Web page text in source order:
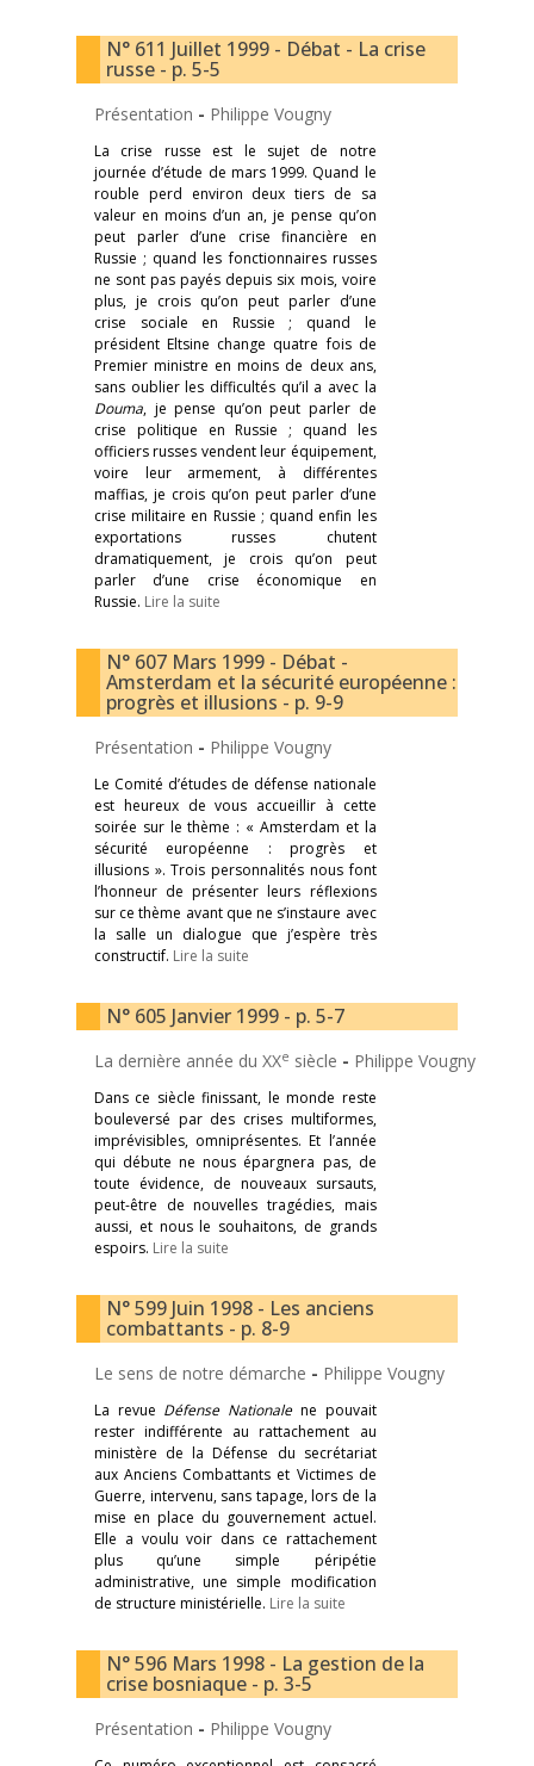
N° 611 Juillet 1999 - Débat - La crise
russe - p. 5-5
Présentation - Philippe Vougny
La crise russe est le sujet de notre
journée d’étude de mars 1999. Quand le
rouble perd environ deux tiers de sa
valeur en moins d’un an, je pense qu’on
peut parler d’une crise financière en
Russie ; quand les fonctionnaires russes
ne sont pas payés depuis six mois, voire
plus, je crois qu’on peut parler d’une
crise sociale en Russie ; quand le
président Eltsine change quatre fois de
Premier ministre en moins de deux ans,
sans oublier les difficultés qu’il a avec la
Douma, je pense qu’on peut parler de
crise politique en Russie ; quand les
officiers russes vendent leur équipement,
voire leur armement, à différentes
maffias, je crois qu’on peut parler d’une
crise militaire en Russie ; quand enfin les
exportations russes chutent
dramatiquement, je crois qu’on peut
parler d’une crise économique en
Russie. Lire la suite
N° 607 Mars 1999 - Débat -
Amsterdam et la sécurité européenne :
progrès et illusions - p. 9-9
Présentation - Philippe Vougny
Le Comité d’études de défense nationale
est heureux de vous accueillir à cette
soirée sur le thème : « Amsterdam et la
sécurité européenne : progrès et
illusions ». Trois personnalités nous font
l’honneur de présenter leurs réflexions
sur ce thème avant que ne s’instaure avec
la salle un dialogue que j’espère très
constructif. Lire la suite
N° 605 Janvier 1999 - p. 5-7
La dernière année du XXe siècle - Philippe Vougny
Dans ce siècle finissant, le monde reste
bouleversé par des crises multiformes,
imprévisibles, omniprésentes. Et l’année
qui débute ne nous épargnera pas, de
toute évidence, de nouveaux sursauts,
peut-être de nouvelles tragédies, mais
aussi, et nous le souhaitons, de grands
espoirs. Lire la suite
N° 599 Juin 1998 - Les anciens
combattants - p. 8-9
Le sens de notre démarche - Philippe Vougny
La revue Défense Nationalene pouvait
rester indifférente au rattachement au
ministère de la Défense du secrétariat
aux Anciens Combattants et Victimes de
Guerre, intervenu, sans tapage, lors de la
mise en place du gouvernement actuel.
Elle a voulu voir dans ce rattachement
plus qu’une simple péripétie
administrative, une simple modification
de structure ministérielle. Lire la suite
N° 596 Mars 1998 - La gestion de la
crise bosniaque - p. 3-5
Présentation - Philippe Vougny